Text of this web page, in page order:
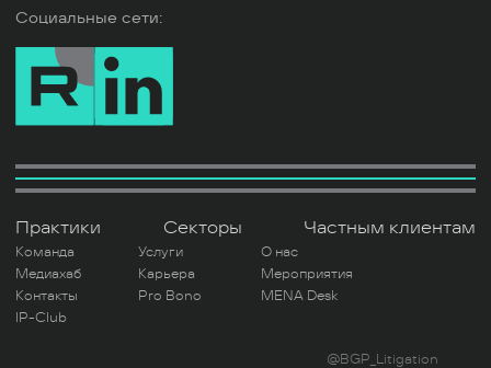
Социальные сети:
Практики Секторы Частным клиентам
Команда Услуги
О нас
Медиахаб
Карьера
Мероприятия
Контакты
Pro Bono
MENA Desk
IP-Club
@BGP_Litigation